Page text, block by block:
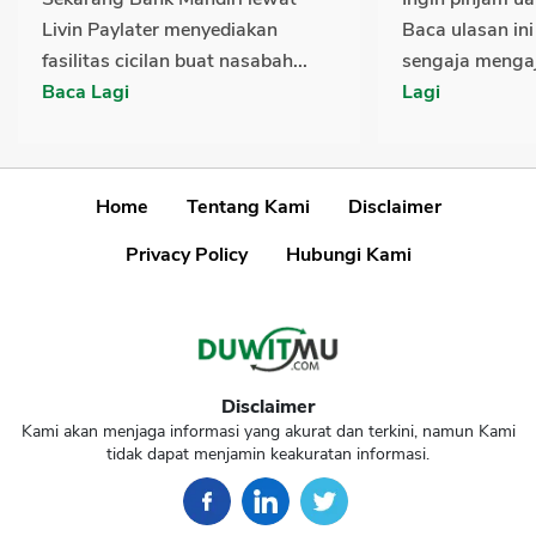
Livin Paylater menyediakan
fasilitas cicilan buat nasabah...
Baca Lagi
Baca ulasan
sengaja
Lagi
Home Tentang Kami
Disclaimer
Privacy Policy
Hubungi Kami
Disclaimer
Kami akan menjaga informasi yang akurat dan terkini, namun Kami
tidak dapat menjamin keakuratan informasi.